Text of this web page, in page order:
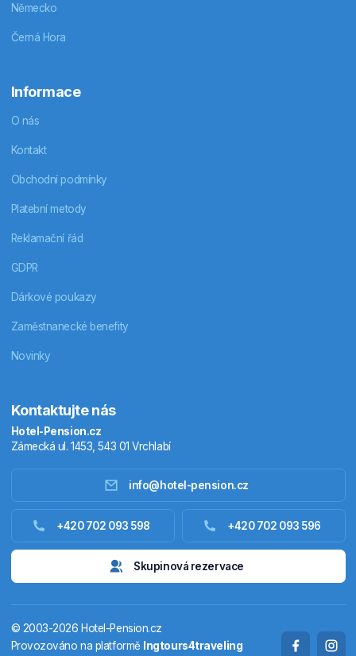
Ubytování zahraniční
Termály
Německo
Černá Hora
Informace
O nás
Kontakt
Obchodní podmínky
Platební metody
Reklamační řád
GDPR
Dárkové poukazy
Zaměstnanecké benefity
Novinky
Kontaktujte nás
Hotel-Pension.cz
Zámecká ul. 1453, 543 01 Vrchlabí
info@hotel-pension.cz
+420 702 093 598 +420 702 093 596
Skupinová rezervace
© 2003-2026 Hotel-Pension.cz
Provozováno na platformě Ingtours4traveling